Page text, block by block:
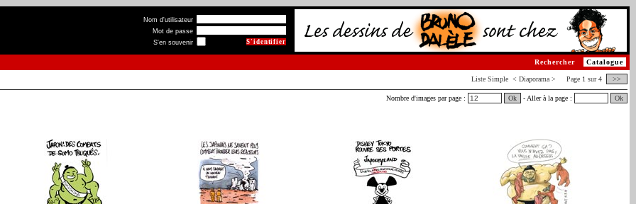
Nom d'utilisateur
Mot de passe
S'en souvenir
Catalogue
Rechercher
Liste Simple < Diaporama > Page 1 sur 4 >>
Nombre d'images par page : Ok - Aller à la page : Ok